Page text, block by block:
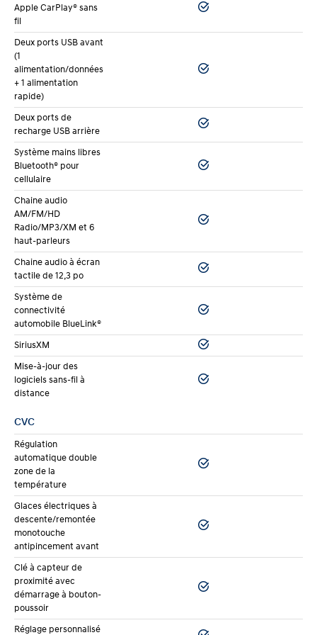
Les composants hybrides sont couverts jusqu’à 8 ans
ou 160 000 km, en plus de la garantie standard du
véhicule neuf. Confirmez les modalités exactes avec
un conseiller Ste-Foy Hyundai.
L’entretien d’une Sonata Hybride coûte-t-il plus
cher qu’une version à essence ?
Non. Aucun entretien spécial n’est requis, et le
freinage régénératif prolonge la durée de vie des
plaquettes de frein.
Apple CarPlay® sans
fil
Deux ports USB avant
(1
alimentation/données
+ 1 alimentation
rapide)
Deux ports de
recharge USB arrière
Système mains libres
Bluetooth® pour
cellulaire
Chaine audio
AM/FM/HD
Radio/MP3/XM et 6
haut-parleurs
Chaine audio à écran
tactile de 12,3 po
Système de
connectivité
automobile BlueLink®
SiriusXM
Mise-à-jour des
logiciels sans-fil à
distance
CVC
Régulation
automatique double
zone de la
température
Glaces électriques à
descente/remontée
monotouche
antipincement avant
Clé à capteur de
proximité avec
démarrage à bouton-
poussoir
Réglage personnalisé